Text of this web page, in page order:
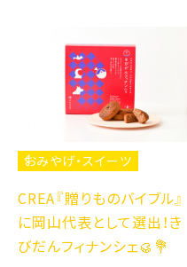
おみやげ・スイーツ
CREA『贈りものバイブル』
に岡山代表として選出！き
びだんフィナンシェ🥮💐